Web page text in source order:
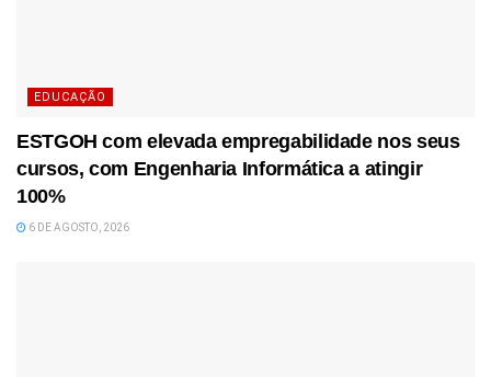
EDUCAÇÃO
ESTGOH com elevada empregabilidade nos seus
cursos, com Engenharia Informática a atingir
100%
6 DE AGOSTO, 2026